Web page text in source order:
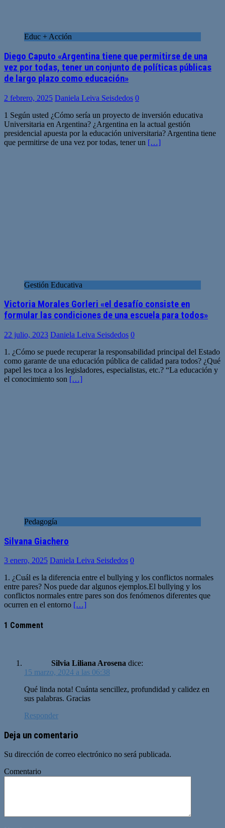
Educ + Acción
Diego Caputo «Argentina tiene que permitirse de una
vez por todas, tener un conjunto de políticas públicas
de largo plazo como educación»
2 febrero, 2025 Daniela Leiva Seisdedos 0
1 Según usted ¿Cómo sería un proyecto de inversión educativa
Universitaria en Argentina? ¿Argentina en la actual gestión
presidencial apuesta por la educación universitaria? Argentina tiene
que permitirse de una vez por todas, tener un […]
Gestión Educativa
Victoria Morales Gorleri «el desafío consiste en
formular las condiciones de una escuela para todos»
22 julio, 2023 Daniela Leiva Seisdedos 0
1. ¿Cómo se puede recuperar la responsabilidad principal del Estado
como garante de una educación pública de calidad para todos? ¿Qué
papel les toca a los legisladores, especialistas, etc.? “La educación y
el conocimiento son […]
Pedagogía
Silvana Giachero
3 enero, 2025 Daniela Leiva Seisdedos 0
1. ¿Cuál es la diferencia entre el bullying y los conflictos normales
entre pares? Nos puede dar algunos ejemplos.El bullying y los
conflictos normales entre pares son dos fenómenos diferentes que
ocurren en el entorno […]
1 Comment
Silvia Liliana Arosena dice:
15 marzo, 2024 a las 06:38
Qué linda nota! Cuánta sencillez, profundidad y calidez en
sus palabras. Gracias
Responder
Deja un comentario
Su dirección de correo electrónico no será publicada.
Comentario